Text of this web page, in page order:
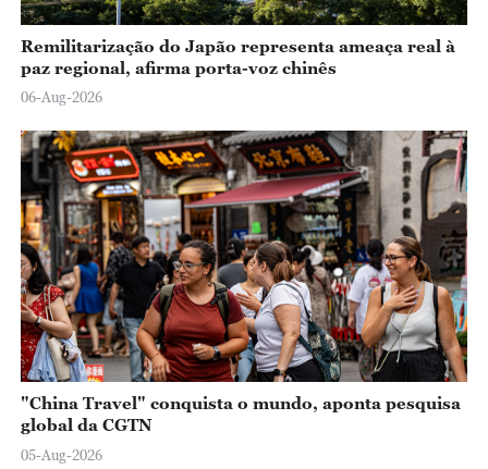
Remilitarização do Japão representa ameaça real à
paz regional, afirma porta-voz chinês
06-Aug-2026
"China Travel" conquista o mundo, aponta pesquisa
global da CGTN
05-Aug-2026